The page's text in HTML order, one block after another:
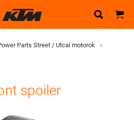
 
Parts Street / Utcai motorok »
spoiler